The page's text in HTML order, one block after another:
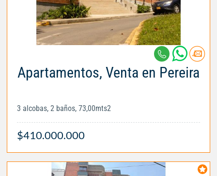
Apartamentos, Venta en Pereira
3 alcobas, 2 baños, 73,00mts2
$410.000.000